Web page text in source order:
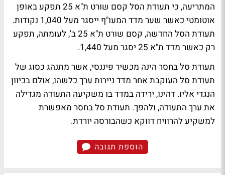
המתריעה, כי תעודת הסל קסם שורט ת"א 25 תפקע באופן
אוטומטי כאשר שער מדד המעו"ף ייסגר מעל 1,040 נקודות.
תעודת הסל החדשה, קסם שורט ת"א 25 ב', לעומתה, תפקע
רק כאשר מדד ת"א 25 יסגר מעל 1,440.
תעודת סל בחסר הינה מכשיר פיננסי, אשר מתנהג כסוג של
תעודת סל העוקבת אחר מדד ניירות ערך כלשהו, אולם בכיוון
הנגדי אליו. דהינו, ירידה במדד בו משקיעה התעודה מגדילה
את ערך התעודה, ולהפך. תעודת סל בחסר מאפשרת
למשקיע להרוויח דווקא כשהבורסה יורדת.
הוספת תגובה